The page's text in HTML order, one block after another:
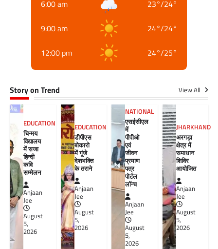
6:00 am 23°/24°
9:00 am 24°/24°
12:00 pm 24°/25°
Story on Trend View All
EDUCATION
चिन्मय
विद्यालय
में सजा
हिन्दी
कवि
सम्मेलन
Anjaan
Jee
August
5,
2026
EDUCATION
डीपीएस
बोकारो
में गूंजे
देशभक्ति
के तराने
Anjaan
Jee
August
5,
2026
NATIONAL
एसईसीएल
में
पीपीओ
एवं
जीवन
प्रमाण
पत्र
पोर्टल
लॉन्च
Anjaan
Jee
August
5,
2026
JHARKHAND
अरगड़ा
क्षेत्र में
समाधान
शिविर
आयोजित
Anjaan
Jee
August
5,
2026